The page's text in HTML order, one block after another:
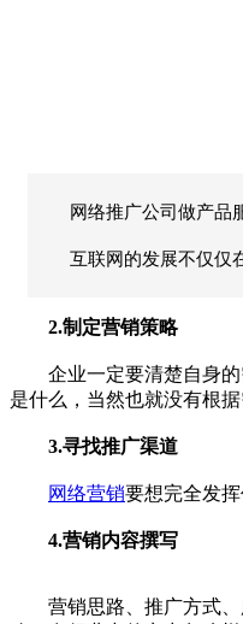
网络推广公司做产品
互联网的发展不仅仅
2.制定营销策略
企业一定要清楚自身的
是什么，当然也就没有根据
3.寻找推广渠道
网络营销要想完全发
4.营销内容撰写
营销思路、推广方式、